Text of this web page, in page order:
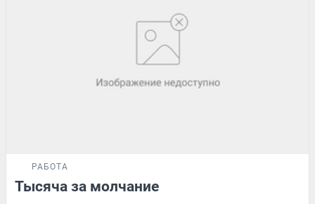
РАБОТА
Тысяча за молчание